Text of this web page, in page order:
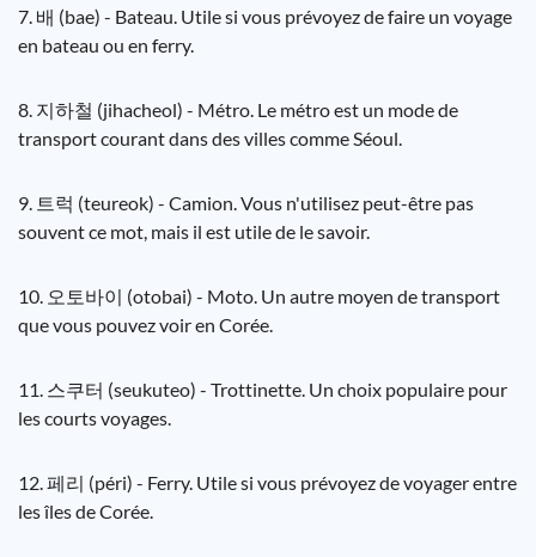
7. 배 (bae) - Bateau. Utile si vous prévoyez de faire un voyage
en bateau ou en ferry.
8. 지하철 (jihacheol) - Métro. Le métro est un mode de
transport courant dans des villes comme Séoul.
9. 트럭 (teureok) - Camion. Vous n'utilisez peut-être pas
souvent ce mot, mais il est utile de le savoir.
10. 오토바이 (otobai) - Moto. Un autre moyen de transport
que vous pouvez voir en Corée.
11. 스쿠터 (seukuteo) - Trottinette. Un choix populaire pour
les courts voyages.
12. 페리 (péri) - Ferry. Utile si vous prévoyez de voyager entre
les îles de Corée.